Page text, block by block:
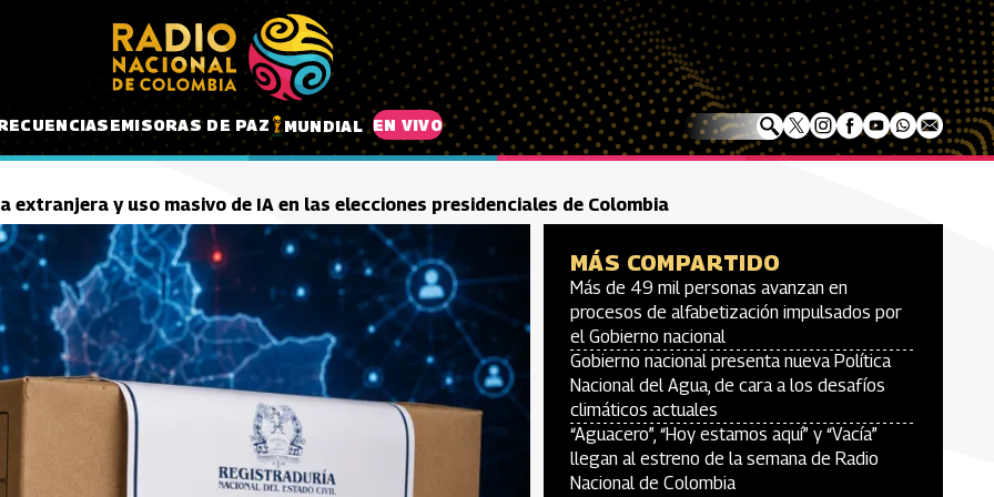
EMISORAS DE PAZ MUNDIAL EN VIVO
y uso masivo de IA en las elecciones presidenciales de Colombia
MÁS COMPARTIDO
Más de 49 mil personas avanzan en
procesos de alfabetización impulsados por
el Gobierno nacional
Gobierno nacional presenta nueva Política
Nacional del Agua, de cara a los desafíos
climáticos actuales
“Aguacero”, “Hoy estamos aquí” y “Vacía”
llegan al estreno de la semana de Radio
Nacional de Colombia